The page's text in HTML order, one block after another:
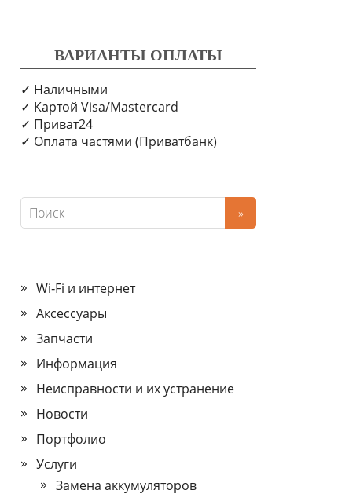
ВАРИАНТЫ ОПЛАТЫ
✓ Наличными
✓ Картой Visa/Mastercard
✓ Приват24
✓ Оплата частями (Приватбанк)
Wi‑Fi и интернет
Аксессуары
Запчасти
Информация
Неисправности и их устранение
Новости
Портфолио
Услуги
Замена аккумуляторов